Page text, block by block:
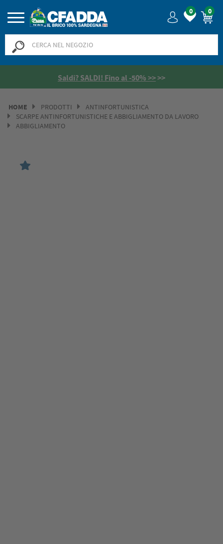
0 0
Saldi? SALDI! Fino al -50% >>>>
HOME PRODOTTI
ANTINFORTUNISTICA
SCARPE ANTINFORTUNISTICHE E ABBIGLIAMENTO DA LAVORO
ABBIGLIAMENTO